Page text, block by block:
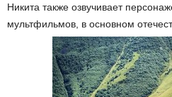
Никита также озвучивает
мультфильмов, в основном